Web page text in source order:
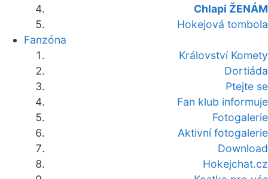
Chlapi ŽENÁM
Hokejová tombola
Fanzóna
Království Komety
Dortiáda
Ptejte se
Fan klub informuje
Fotogalerie
Aktivní fotogalerie
Download
Hokejchat.cz